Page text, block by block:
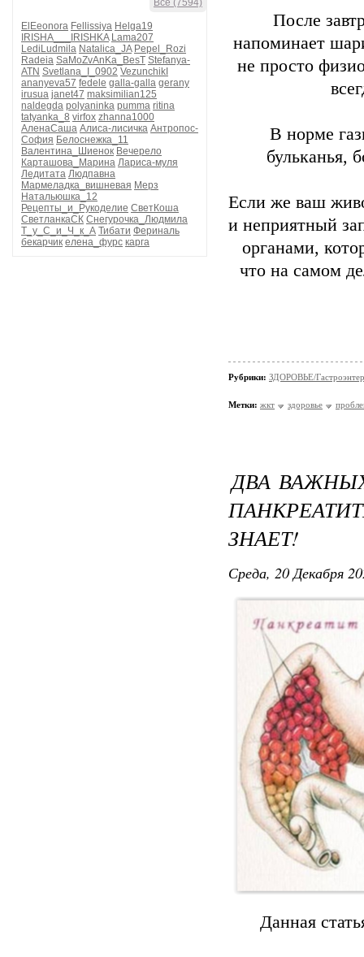
Все (7594)
ElEeonora Fellissiya Helga19
IRISHA___IRISHKA Lama207
LediLudmila Natalica_JA Pepel_Rozi
Radeia SaMoZvAnKa_BesT Stefanya-
ATN Svetlana_I_0902 VezunchikI
ananyeva57 fedele galla-galla gerany
irusua janet47 maksimilian125
naldegda polyaninka pumma ritina
tatyanka_8 virfox zhanna1000
АленаСаша Алиса-лисичка Антропос-
София Белоснежка_11
Валентина_Шиенок Вечерело
Карташова_Марина Лариса-муля
Ледитата Людпавна
Мармеладка_вишневая Мерз
Натальюшка_12
Рецепты_и_Рукоделие СветКоша
СветланкаСК Снегурочка_Людмила
Т_у_С_и_Ч_к_А Тибати Фериналь
бекарчик елена_фурс карга
После
напоминает
не просто
В норме
бульканья,
Если же ваш
и неприятный
органами,
что на самом
Рубрики: ЗДОРОВЬЕ/
Метки: жкт здоровье
ДВА
ЗНАЕТ!
Среда, 20 Декабря
Данная